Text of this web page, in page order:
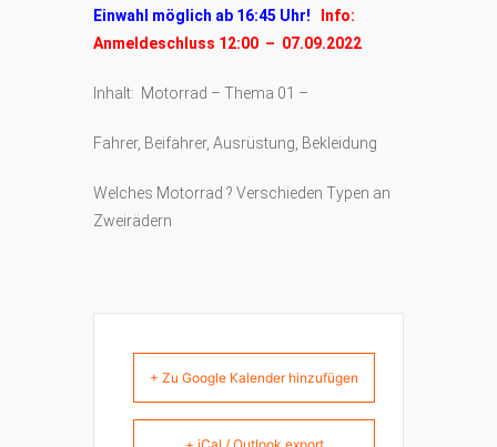
Einwahl möglich ab 16:45 Uhr!
Info:
Anmeldeschluss 12:00 – 07.09.2022
Inhalt: Motorrad – Thema 01 –
Fahrer, Beifahrer, Ausrüstung, Bekleidung
Welches Motorrad ? Verschieden Typen an
Zweirädern
+ Zu Google Kalender hinzufügen